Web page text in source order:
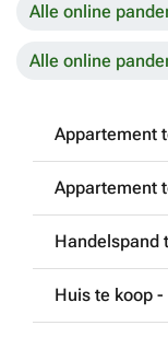
Alle online
Alle online
Appartement
Appartement
Handelspand
Huis te koop